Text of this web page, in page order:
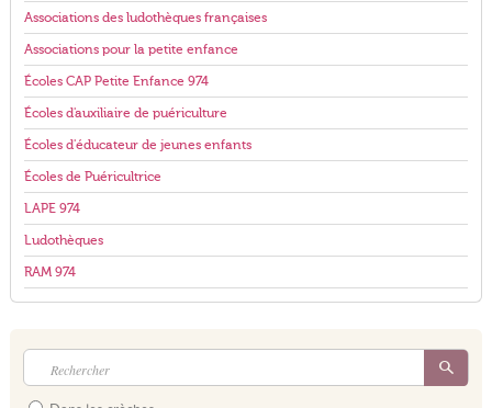
Associations des ludothèques françaises
Associations pour la petite enfance
Écoles CAP Petite Enfance 974
Écoles d'auxiliaire de puériculture
Écoles d'éducateur de jeunes enfants
Écoles de Puéricultrice
LAPE 974
Ludothèques
RAM 974